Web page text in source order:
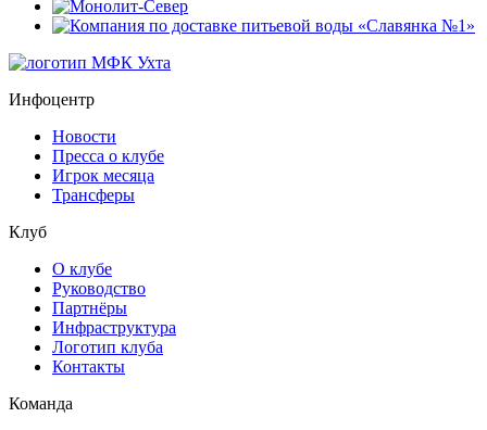
Инфоцентр
Новости
Пресса о клубе
Игрок месяца
Трансферы
Клуб
О клубе
Руководство
Партнёры
Инфраструктура
Логотип клуба
Контакты
Команда